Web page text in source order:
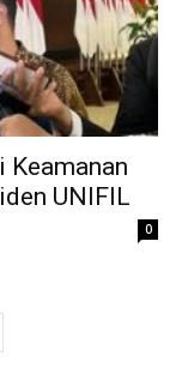
Keamanan
UNIFIL
0